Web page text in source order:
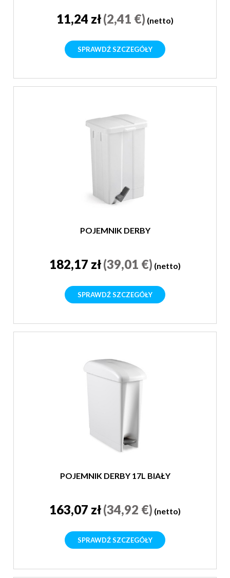
11,24 zł(2,41 €) (netto)
SPRAWDŹ SZCZEGÓŁY
POJEMNIK DERBY
182,17 zł(39,01 €) (netto)
SPRAWDŹ SZCZEGÓŁY
POJEMNIK DERBY 17L BIAŁY
163,07 zł(34,92 €) (netto)
SPRAWDŹ SZCZEGÓŁY